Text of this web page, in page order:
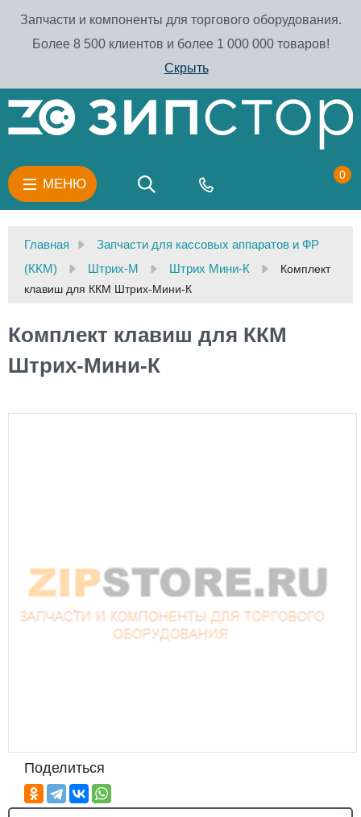
Запчасти и компоненты для торгового оборудования.
Более 8 500 клиентов и более 1 000 000 товаров!
Скрыть
МЕНЮ
0
Главная
Запчасти для кассовых аппаратов и ФР
(ККМ)
Штрих-М Штрих Мини-К
Комплект
клавиш для ККМ Штрих-Мини-К
Комплект клавиш для ККМ
Штрих-Мини-К
Поделиться